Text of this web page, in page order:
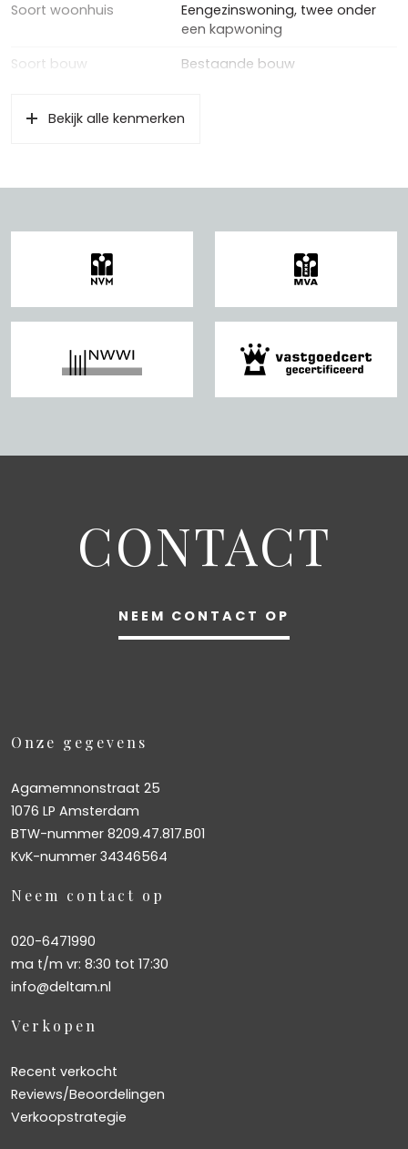
Soort woonhuis
Eengezinswoning, twee onder
een kapwoning
Soort bouw
Bestaande bouw
Oppervlakten en inhoud
Externe bergruimte
14 m²
Inhoud
393 m³
Bekijk alle kenmerken
CONTACT
NEEM CONTACT OP
Onze gegevens
Agamemnonstraat 25
1076 LP Amsterdam
BTW-nummer 8209.47.817.B01
KvK-nummer 34346564
Neem contact op
020-6471990
ma t/m vr: 8:30 tot 17:30
info@deltam.nl
Verkopen
Recent verkocht
Reviews/Beoordelingen
Verkoopstrategie